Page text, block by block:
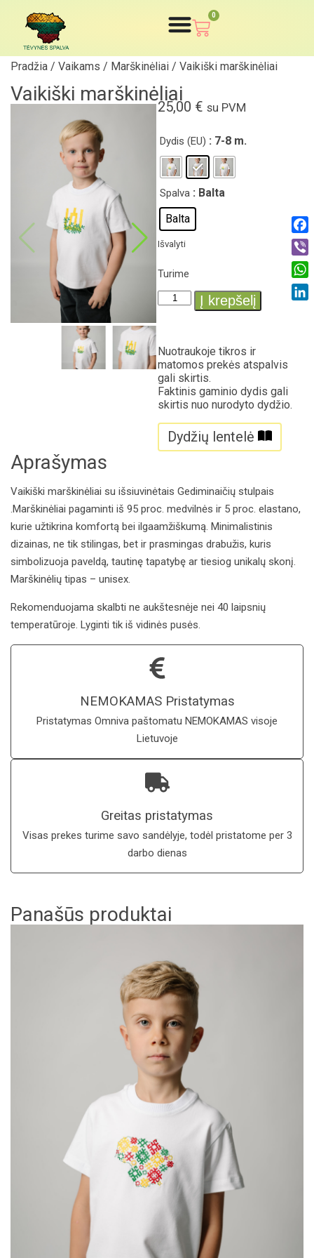
0
Pradžia / Vaikams / Marškinėliai / Vaikiški marškinėliai
Vaikiški marškinėliai
25,00 € su PVM
Dydis (EU) : 7-8 m.
Spalva : Balta
Balta
Išvalyti
Turime
Į krepšelį
Nuotraukoje tikros ir
matomos prekės atspalvis
gali skirtis.
Faktinis gaminio dydis gali
skirtis nuo nurodyto dydžio.
Dydžių lentelė
Aprašymas
Vaikiški marškinėliai su išsiuvinėtais Gediminaičių stulpais
.Marškinėliai pagaminti iš 95 proc. medvilnės ir 5 proc. elastano,
kurie užtikrina komfortą bei ilgaamžiškumą. Minimalistinis
dizainas, ne tik stilingas, bet ir prasmingas drabužis, kuris
simbolizuoja paveldą, tautinę tapatybę ar tiesiog unikalų skonį.
Marškinėlių tipas – unisex.
Rekomenduojama skalbti ne aukštesnėje nei 40 laipsnių
temperatūroje. Lyginti tik iš vidinės pusės.
NEMOKAMAS Pristatymas
Pristatymas Omniva paštomatu NEMOKAMAS visoje
Lietuvoje
Greitas pristatymas
Visas prekes turime savo sandėlyje, todėl pristatome per 3
darbo dienas
Panašūs produktai